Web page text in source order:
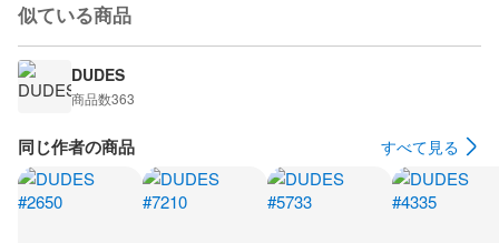
似ている商品
DUDES
商品数363
同じ作者の商品 すべて見る